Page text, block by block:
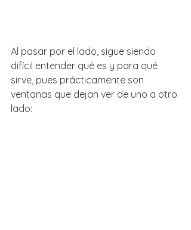
Al pasar por el lado, sigue siendo
difícil entender qué es y para qué
sirve, pues prácticamente son
ventanas que dejan ver de uno a otro
lado: